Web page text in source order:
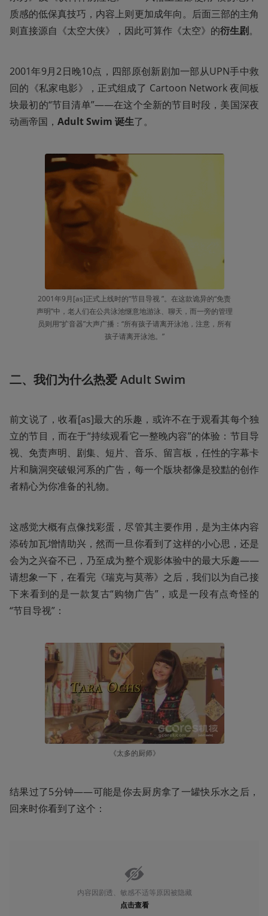
质感的低保真技巧，内容上则更加成年向。后面三部的主角
则直接源自《太空大侠》，因此可算作《太空》的衍生剧。
2001年9月2日晚10点，四部原创新剧加一部从UPN手中救
回的《私家电影》，正式组成了 Cartoon Network 夜间板
块最初的“节目清单”——在这个全新的节目时段，美国深夜
动画帝国， Adult Swim 诞生了。
2001年9月[as]正式上线时的“节目导视 ”。在这款诡异的“免责
声明”中，老人们在公共泳池惬意地游泳、聊天，而一旁的管理
员则用“扩音器”大声广播：“所有孩子请离开泳池，注意，所有
孩子请离开泳池。”
二、我们为什么热爱 Adult Swim
前文说了，收看[as]最大的乐趣，或许不在于观看其每个独
立的节目，而在于“持续观看它一整晚内容”的体验：节目导
视、免责声明、剧集、短片、音乐、留言板，任性的字幕卡
片和脑洞突破银河系的广告，每一个版块都像是狡黠的创作
者精心为你准备的礼物。
这感觉大概有点像找彩蛋，尽管其主要作用，是为主体内容
添砖加瓦增情助兴，然而一旦你看到了这样的小心思，还是
会为之兴奋不已，乃至成为整个观影体验中的最大乐趣——
请想象一下，在看完《瑞克与莫蒂》之后，我们以为自己接
下来看到的是一款复古“购物广告”，或是一段有点奇怪的
“节目导视”：
《太多的厨师》
结果过了5分钟——可能是你去厨房拿了一罐快乐水之后，
回来时你看到了这个：
内容因剧透、敏感不适等原因被隐藏
点击查看